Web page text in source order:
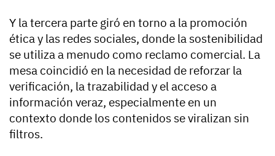
Y la tercera parte giró en torno a la promoción
ética y las redes sociales, donde la sostenibilidad
se utiliza a menudo como reclamo comercial. La
mesa coincidió en la necesidad de reforzar la
verificación, la trazabilidad y el acceso a
información veraz, especialmente en un
contexto donde los contenidos se viralizan sin
filtros.